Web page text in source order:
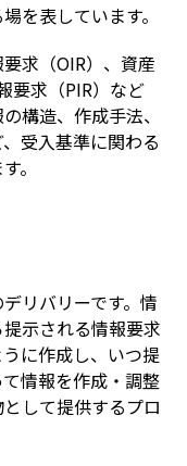
を表しています。
求（OIR）、資産
要求（PIR）など
構造、作成手法、
受入基準に関わる
。
リバリーです。情
示される情報要求
に作成し、いつ提
情報を作成・調整
して提供するプロ